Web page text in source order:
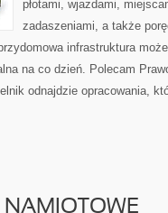
płotami, wjazdami,
zadaszeniami, a także
infrastruktura
na co dzień. Polecam
odnajdzie opracowania,
NAMIOTOWE